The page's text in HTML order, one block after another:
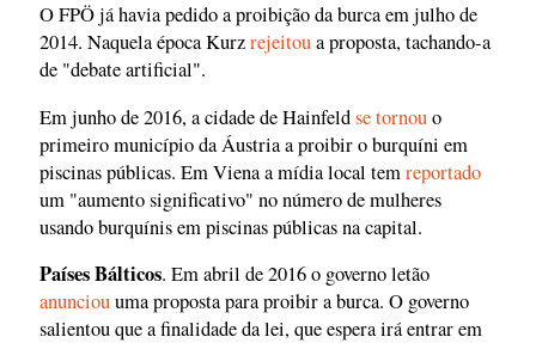
O FPÖ já havia pedido a proibição da burca em julho de
2014. Naquela época Kurzrejeitoua proposta, tachando-a
de "debate artificial".
Em junho de 2016, a cidade de Hainfeldse tornouo
primeiro município da Áustria a proibir o burquíni em
piscinas públicas. Em Viena a mídia local temreportado
um "aumento significativo" no número de mulheres
usando burquínis em piscinas públicas na capital.
Países Bálticos. Em abril de 2016 o governo letão
anunciouuma proposta para proibir a burca. O governo
salientou que a finalidade da lei, que espera irá entrar em